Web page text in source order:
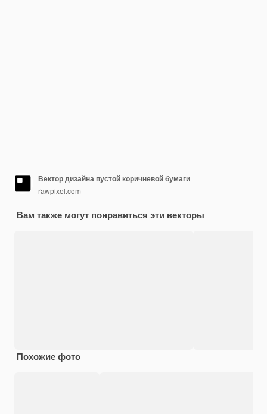
Вектор дизайна пустой коричневой бумаги
rawpixel.com
Вам также могут понравиться эти векторы
Похожие фото